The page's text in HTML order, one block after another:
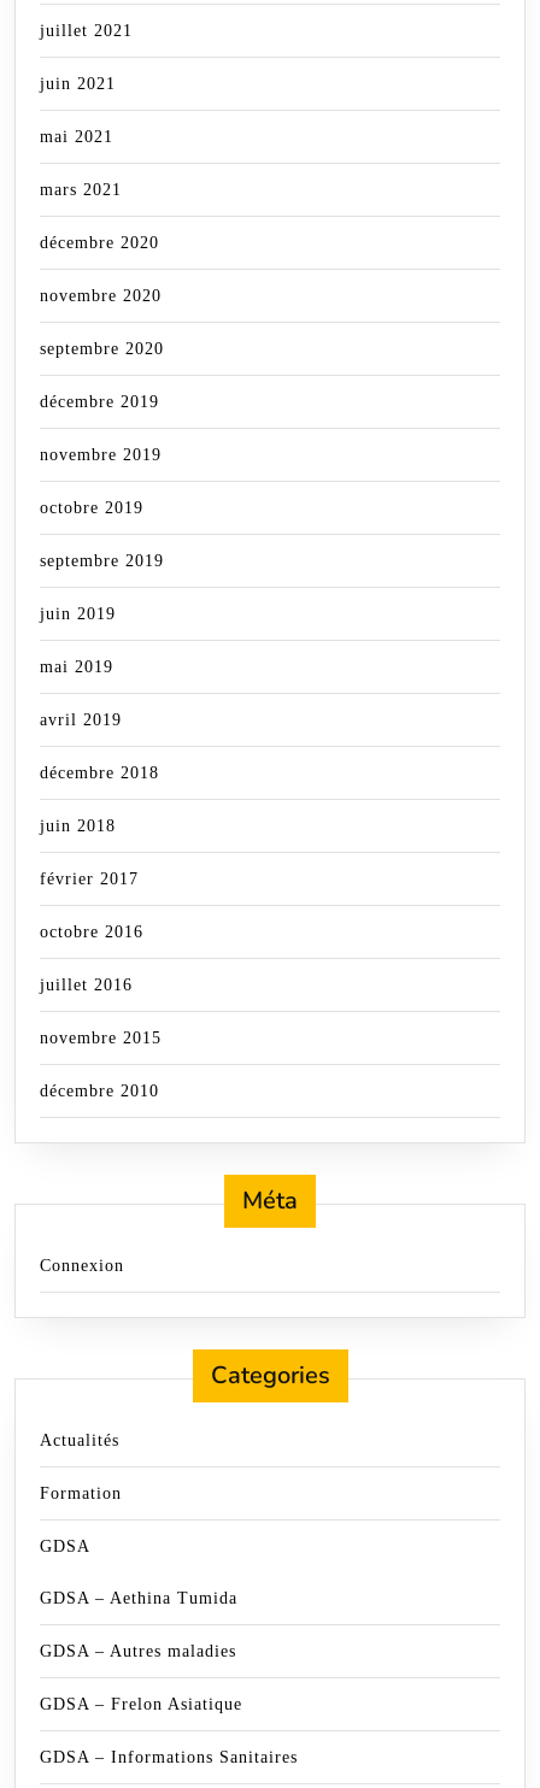
juillet 2021
juin 2021
mai 2021
mars 2021
décembre 2020
novembre 2020
septembre 2020
décembre 2019
novembre 2019
octobre 2019
septembre 2019
juin 2019
mai 2019
avril 2019
décembre 2018
juin 2018
février 2017
octobre 2016
juillet 2016
novembre 2015
décembre 2010
Méta
Connexion
Categories
Actualités
Formation
GDSA
GDSA – Aethina Tumida
GDSA – Autres maladies
GDSA – Frelon Asiatique
GDSA – Informations Sanitaires